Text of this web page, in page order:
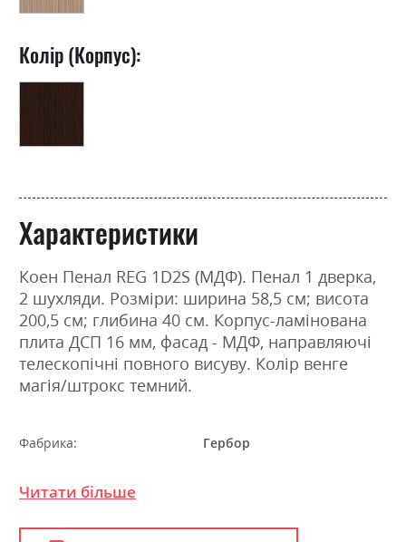
Колір (Корпус):
Характеристики
Коен Пенал REG 1D2S (МДФ). Пенал 1 дверка,
2 шухляди. Розміри: ширина 58,5 см; висота
200,5 см; глибина 40 см. Корпус-ламінована
плита ДСП 16 мм, фасад - МДФ, направляючі
телескопічні повного висуву. Колір венге
магія/штрокс темний.
Фабрика:
Гербор
Колір (Корпус):
Колір матеріалу
венге магія/штрокс темний
Читати більше